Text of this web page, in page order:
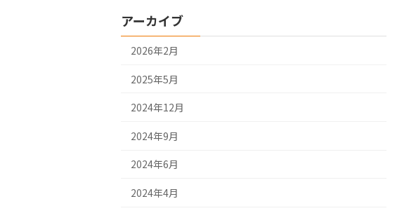
アーカイブ
2026年2月
2025年5月
2024年12月
2024年9月
2024年6月
2024年4月